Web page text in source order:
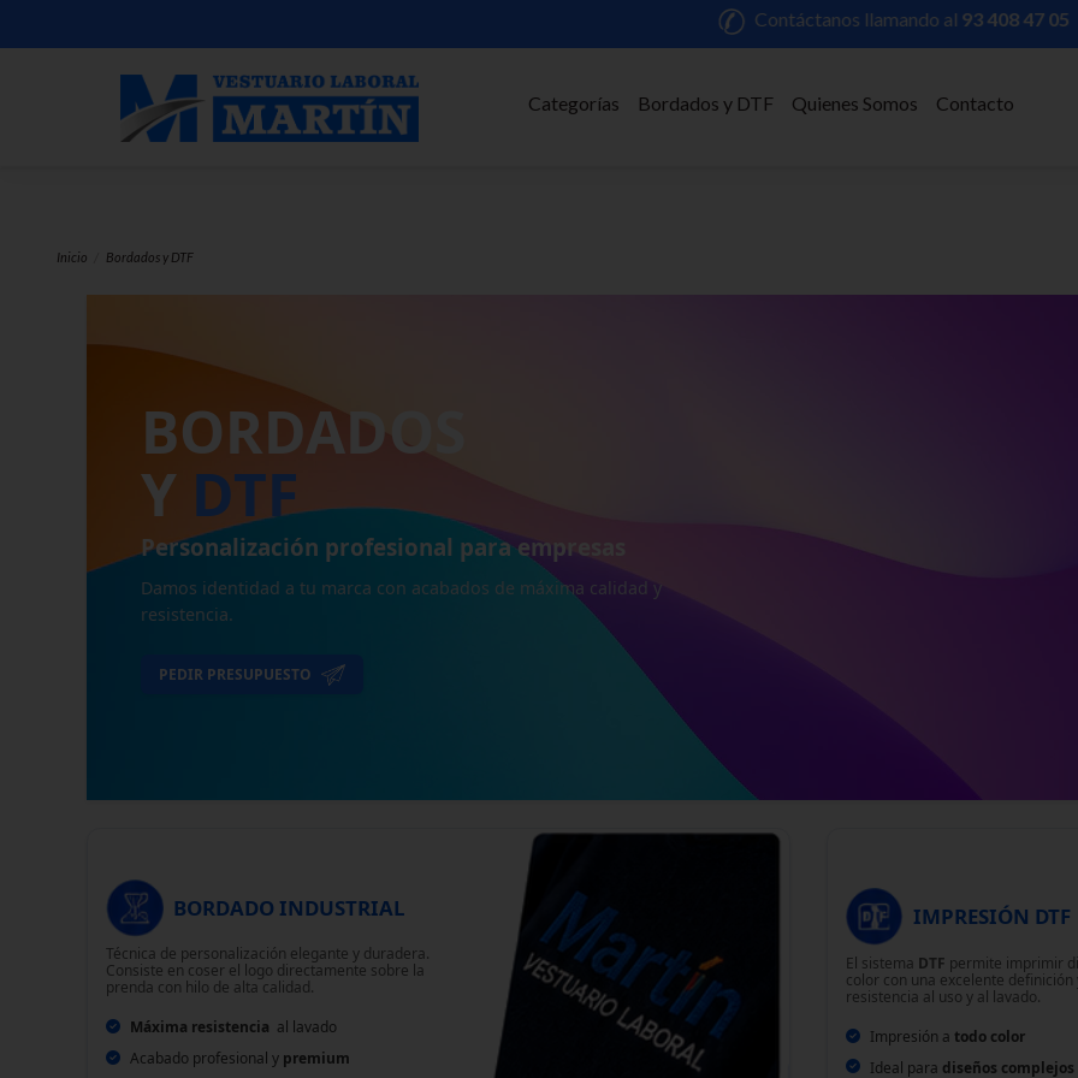
Contáctanos llamando al93 408 47 05
Categorías Bordados y DTF Quienes Somos Contacto
Inicio Bordados y DTF
IMPRESIÓN DTF
TODO COLOR
Alta definición y gran resistencia
Perfecto para diseños complejos en algodón, poliéster y mezclas.
BORDADO INDUSTRIAL
Técnica de personalización elegante y duradera.
Consiste en coser el logo directamente sobre la
prenda con hilo de alta calidad.
Máxima resistencia al lavado
Acabado profesional y premium
IMPRESIÓN DTF
El sistema DTF permite imprimir
color con una excelente definición
resistencia al uso y al lavado.
Impresión a todo color
Ideal para diseños complejos